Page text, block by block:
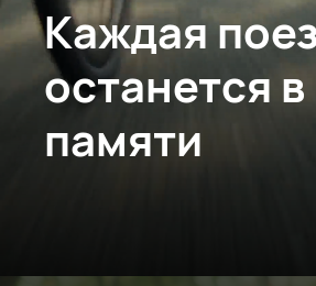
Каждая
останется в
памяти